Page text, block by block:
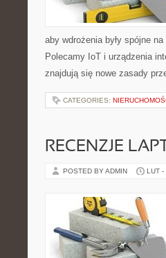
aby wdrożenia były spójne
Polecamy IoT i urządzenia
znajdują się nowe zasady
CATEGORIES:
RECENZJE
POSTED BY ADMIN LUT -